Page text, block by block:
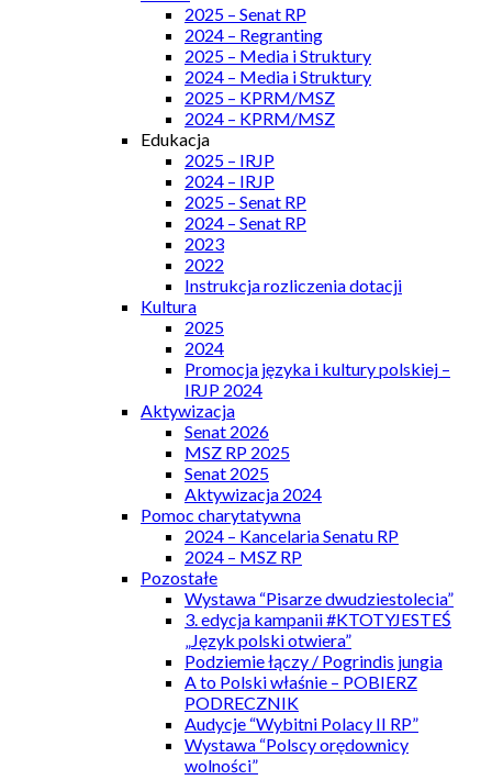
2025 – Senat RP
2024 – Regranting
2025 – Media i Struktury
2024 – Media i Struktury
2025 – KPRM/MSZ
2024 – KPRM/MSZ
Edukacja
2025 – IRJP
2024 – IRJP
2025 – Senat RP
2024 – Senat RP
2023
2022
Instrukcja rozliczenia dotacji
Kultura
2025
2024
Promocja języka i kultury polskiej –
IRJP 2024
Aktywizacja
Senat 2026
MSZ RP 2025
Senat 2025
Aktywizacja 2024
Pomoc charytatywna
2024 – Kancelaria Senatu RP
2024 – MSZ RP
Pozostałe
Wystawa “Pisarze dwudziestolecia”
3. edycja kampanii #KTOTYJESTEŚ
„Język polski otwiera”
Podziemie łączy / Pogrindis jungia
A to Polski właśnie – POBIERZ
PODRECZNIK
Audycje “Wybitni Polacy II RP”
Wystawa “Polscy orędownicy
wolności”